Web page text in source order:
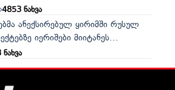
4853ნახვა
ანექსირებულ ყირიმში რუსულ
იერიშები მიიტანეს...
ნახვა